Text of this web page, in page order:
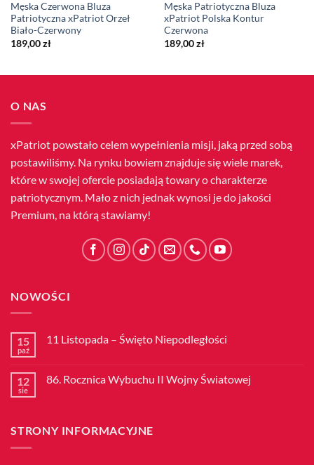
Męska Czerwona Bluza
Patriotyczna xPatriot Orzeł
Biało-Czerwony
189,00zł
Męska Patriotyczna Bluza
xPatriot Polska Kontur
Czerwona
189,00zł
O NAS
xPatriot powstało celem wypełnienia misji, jaką przed sobą
postawiliśmy. Na rynku bowiem znajduje się wiele marek,
które w swojej ofercie posiadają towary o charakterze
patriotycznym. Mało z nich jednak wynosi je do jakości
Premium, na którą stawiamy!
NOWOŚCI
15
paź
11 Listopada – Święto Niepodległości
11
12
sie
86. Rocznica Wybuchu II Wojny Światowej
Rocznica
STRONY INFORMACYJNE